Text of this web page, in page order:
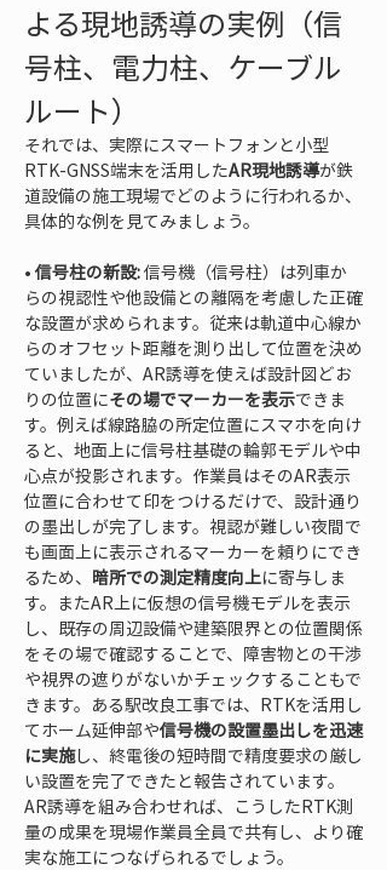
よる現地誘導の実例（信
号柱、電力柱、ケーブル
ルート）
それでは、実際にスマートフォンと小型
RTK-GNSS端末を活用したAR現地誘導が鉄
道設備の施工現場でどのように行われるか、
具体的な例を見てみましょう。
• 信号柱の新設: 信号機（信号柱）は列車か
らの視認性や他設備との離隔を考慮した正確
な設置が求められます。従来は軌道中心線か
らのオフセット距離を測り出して位置を決め
ていましたが、AR誘導を使えば設計図どお
りの位置にその場でマーカーを表示できま
す。例えば線路脇の所定位置にスマホを向け
ると、地面上に信号柱基礎の輪郭モデルや中
心点が投影されます。作業員はそのAR表示
位置に合わせて印をつけるだけで、設計通り
の墨出しが完了します。視認が難しい夜間で
も画面上に表示されるマーカーを頼りにでき
るため、 暗所での測定精度向上に寄与しま
す。またAR上に仮想の信号機モデルを表示
し、既存の周辺設備や建築限界との位置関係
をその場で確認することで、障害物との干渉
や視界の遮りがないかチェックすることもで
きます。ある駅改良工事では、RTKを活用し
てホーム延伸部や信号機の設置墨出しを迅速
に実施し、終電後の短時間で精度要求の厳し
い設置を完了できたと報告されています。
AR誘導を組み合わせれば、こうしたRTK測
量の成果を現場作業員全員で共有し、より確
実な施工につなげられるでしょう。